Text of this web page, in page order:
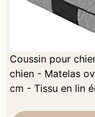
Coussin pour
chien - Matelas
cm - Tissu en lin